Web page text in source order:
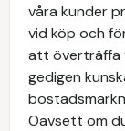
våra kunder
vid köp och
att överträffa
gedigen
Oavsett om